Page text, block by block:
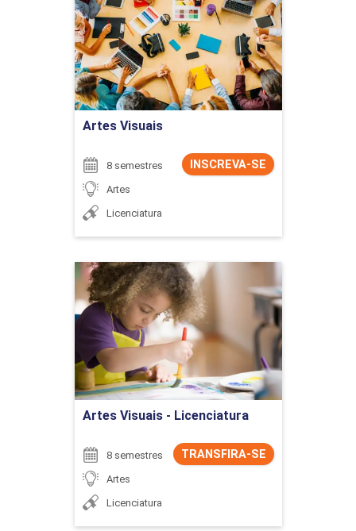
Artes Visuais
INSCREVA-SE
8 semestres
Artes
Licenciatura
Detalhes do curso
Ir para Inscrição
Artes Visuais - Licenciatura
TRANSFIRA-SE
8 semestres
Artes
Licenciatura
Artes Visuais - Licenciatura
Detalhes do curso
Ir para Inscrição